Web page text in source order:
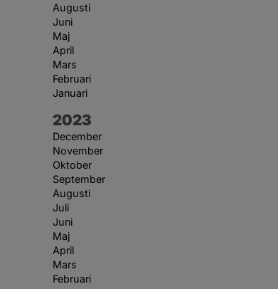
Augusti
Juni
Maj
April
Mars
Februari
Januari
År:
2023
December
November
Oktober
September
Augusti
Juli
Juni
Maj
April
Mars
Februari